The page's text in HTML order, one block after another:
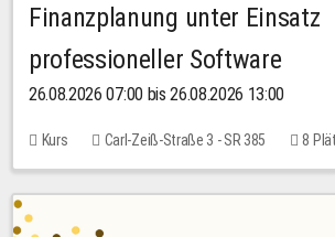
Finanzplanung unter Einsatz
professioneller Software
26.08.2026 07:00 bis 26.08.2026 13:00
Kurs Carl-Zeiß-Straße 3 - SR 385
8
20,00 EUR